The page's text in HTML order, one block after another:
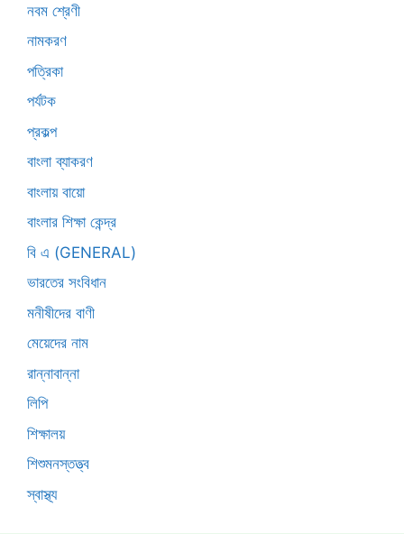
নবম শ্রেণী
নামকরণ
পত্রিকা
পর্যটক
প্রকল্প
বাংলা ব্যাকরণ
বাংলায় বায়ো
বাংলার শিক্ষা কেন্দ্র
বি এ (GENERAL)
ভারতের সংবিধান
মনীষীদের বাণী
মেয়েদের নাম
রান্নাবান্না
লিপি
শিক্ষালয়
শিশুমনস্তত্ত্ব
স্বাস্থ্য